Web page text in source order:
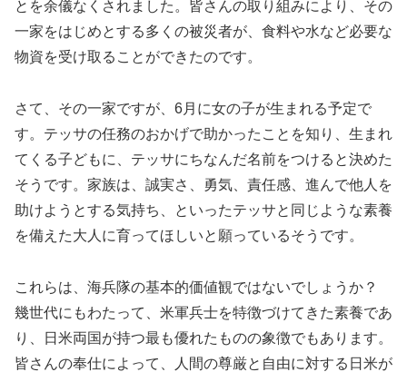
とを余儀なくされました。皆さんの取り組みにより、その
一家をはじめとする多くの被災者が、食料や水など必要な
物資を受け取ることができたのです。
さて、その一家ですが、6月に女の子が生まれる予定で
す。テッサの任務のおかげで助かったことを知り、生まれ
てくる子どもに、テッサにちなんだ名前をつけると決めた
そうです。家族は、誠実さ、勇気、責任感、進んで他人を
助けようとする気持ち、といったテッサと同じような素養
を備えた大人に育ってほしいと願っているそうです。
これらは、海兵隊の基本的価値観ではないでしょうか？
幾世代にもわたって、米軍兵士を特徴づけてきた素養であ
り、日米両国が持つ最も優れたものの象徴でもあります。
皆さんの奉仕によって、人間の尊厳と自由に対する日米が